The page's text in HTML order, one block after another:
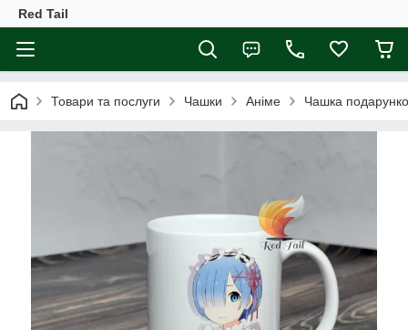
Red Tail
Товари та послуги Чашки Аніме Чашка